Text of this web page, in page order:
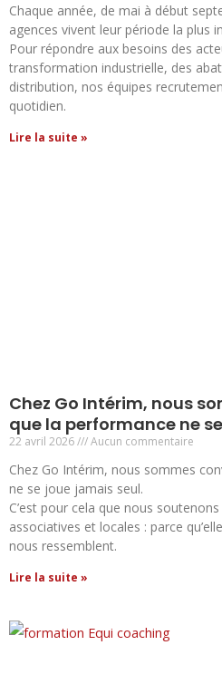
Chaque année, de mai à début
agences vivent leur période la plus
Pour répondre aux besoins des
transformation industrielle, des
distribution, nos équipes
quotidien.
Lire la suite »
Chez Go Intérim, nous
que la performance ne
22 avril 2026 Aucun commentaire
Chez Go Intérim, nous sommes
ne se joue jamais seul.
C’est pour cela que nous
associatives et locales : parce
nous ressemblent.
Lire la suite »